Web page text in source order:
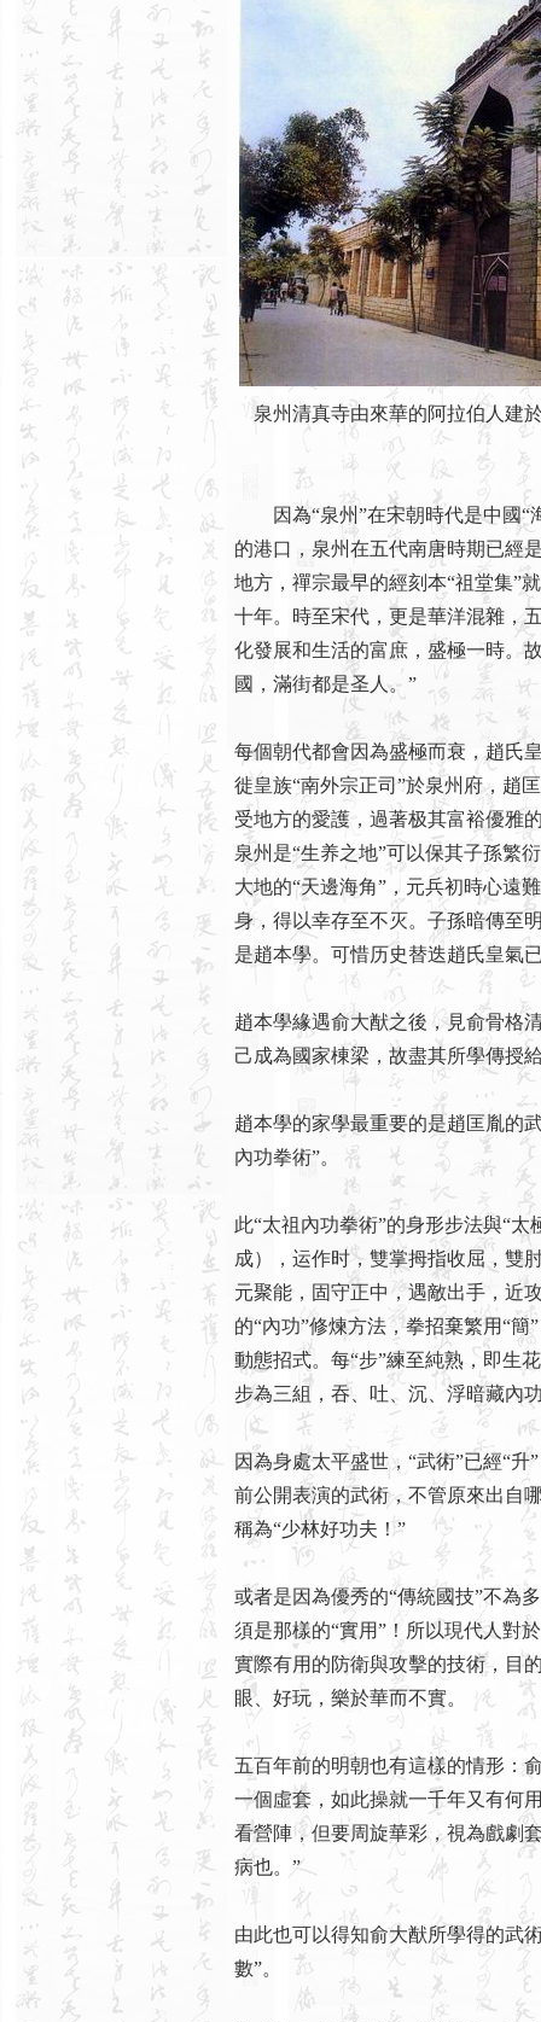
泉州清真寺由來華的阿拉伯人建
因為“泉州”在宋朝時代是中國“
的港口，泉州在五代南唐時期已經
地方，禪宗最早的經刻本“祖堂集”
十年。時至宋代，更是華洋混雜，
化發展和生活的富庶，盛極一時。
國，滿街都是圣人。”
每個朝代都會因為盛極而衰，趙氏
徙皇族“南外宗正司”於泉州府，趙
受地方的愛護，過著极其富裕優雅
泉州是“生养之地”可以保其子孫繁
大地的“天邊海角”，元兵初時心遠
身，得以幸存至不灭。子孫暗傳至
是趙本學。可惜历史替迭趙氏皇氣
趙本學緣遇俞大猷之後，見俞骨格
己成為國家棟梁，故盡其所學傳授
趙本學的家學最重要的是趙匡胤的
內功拳術”。
此“太祖內功拳術”的身形步法與“太
成），运作时，雙掌拇指收屈，雙
元聚能，固守正中，遇敵出手，近
的“內功”修煉方法，拳招棄繁用“
動態招式。每“步”練至純熟，即生
步為三組，吞、吐、沉、浮暗藏
因為身處太平盛世，“武術”已經“升
前公開表演的武術，不管原來出自
稱為“少林好功夫！”
或者是因為優秀的“傳統國技”不為
須是那樣的“實用”！所以現代人對
實際有用的防衛與攻擊的技術，目
眼、好玩，樂於華而不實。
五百年前的明朝也有這樣的情形：
一個虛套，如此操就一千年又有何
看營陣，但要周旋華彩，視為戲劇
病也。”
由此也可以得知俞大猷所學得的武
數”。